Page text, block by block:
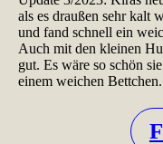
als es draußen sehr kalt
und fand schnell ein
Auch mit den kleinen
gut. Es wäre so schön
einem weichen Bettchen.